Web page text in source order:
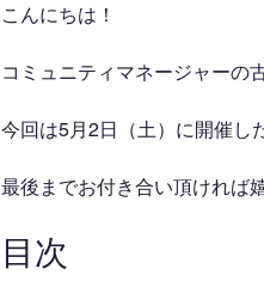
こんにちは！
コミュニティマネージャーの
今回は5月2日（土）に開催し
最後までお付き合い頂ければ
目次